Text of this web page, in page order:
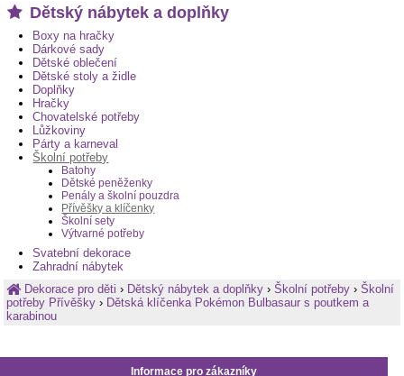
Dětský nábytek a doplňky
Boxy na hračky
Dárkové sady
Dětské oblečení
Dětské stoly a židle
Doplňky
Hračky
Chovatelské potřeby
Lůžkoviny
Párty a karneval
Školní potřeby
Batohy
Dětské peněženky
Penály a školní pouzdra
Přívěšky a klíčenky
Školní sety
Výtvarné potřeby
Svatební dekorace
Zahradní nábytek
Dekorace pro děti› Dětský nábytek a doplňky ›Školní potřeby ›Školní
potřeby Přívěšky › Dětská klíčenka Pokémon Bulbasaur s poutkem a
karabinou
Informace pro zákazníky